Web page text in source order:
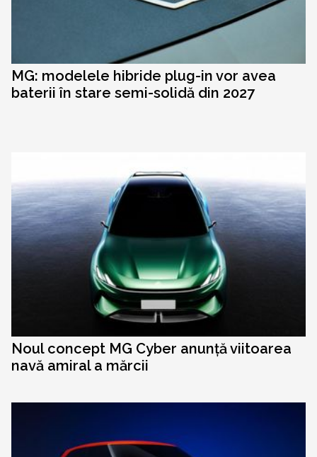
MG: modelele hibride plug-in vor avea
baterii în stare semi-solidă din 2027
Noul concept MG Cyber anunță viitoarea
navă amiral a mărcii